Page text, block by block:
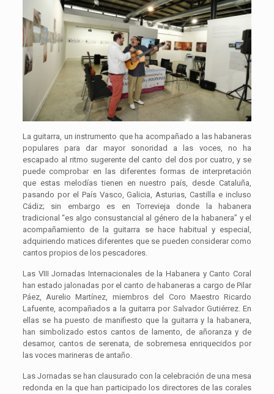
La guitarra, un instrumento que ha acompañado a las habaneras
populares para dar mayor sonoridad a las voces, no ha
escapado al ritmo sugerente del canto del dos por cuatro, y se
puede comprobar en las diferentes formas de interpretación
que estas melodías tienen en nuestro país, desde Cataluña,
pasando por el País Vasco, Galicia, Asturias, Castilla e incluso
Cádiz; sin embargo es en Torrevieja donde la habanera
tradicional “es algo consustancial al género de la habanera” y el
acompañamiento de la guitarra se hace habitual y especial,
adquiriendo matices diferentes que se pueden considerar como
cantos propios de los pescadores.
Las VIII Jornadas Internacionales de la Habanera y Canto Coral
han estado jalonadas por el canto de habaneras a cargo de Pilar
Páez, Aurelio Martínez, miembros del Coro Maestro Ricardo
Lafuente, acompañados a la guitarra por Salvador Gutiérrez. En
ellas se ha puesto de manifiesto que la guitarra y la habanera,
han simbolizado estos cantos de lamento, de añoranza y de
desamor, cantos de serenata, de sobremesa enriquecidos por
las voces marineras de antaño.
Las Jornadas se han clausurado con la celebración de una mesa
redonda en la que han participado los directores de las corales